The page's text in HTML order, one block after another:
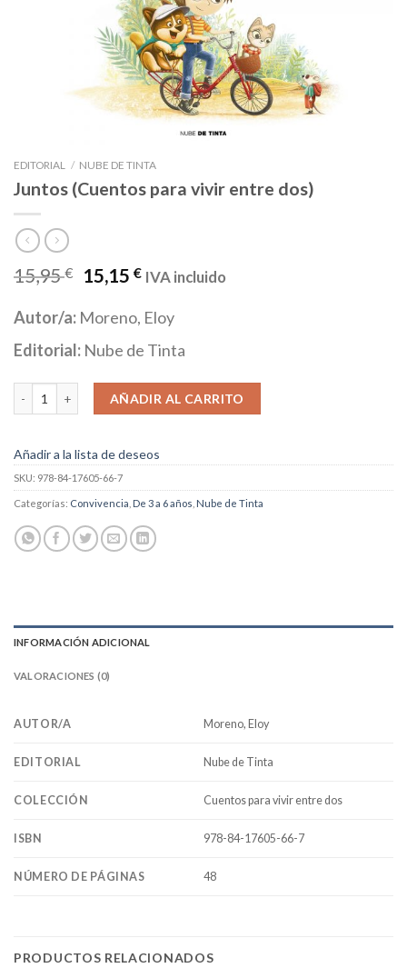
EDITORIAL / NUBE DE TINTA
Juntos (Cuentos para vivir entre dos)
15,95€ 15,15€ IVA incluido
Autor/a: Moreno, Eloy
Editorial: Nube de Tinta
Juntos (Cuentos para vivir entre dos) cantidad
AÑADIR AL CARRITO
Añadir a la lista de deseos
SKU: 978-84-17605-66-7
Categorías: Convivencia De 3 a 6 años Nube de Tinta
INFORMACIÓN ADICIONAL
VALORACIONES (0)
AUTOR/A Moreno, Eloy
EDITORIAL Nube de Tinta
COLECCIÓN Cuentos para vivir entre dos
ISBN 978-84-17605-66-7
NÚMERO DE PÁGINAS 48
PRODUCTOS RELACIONADOS